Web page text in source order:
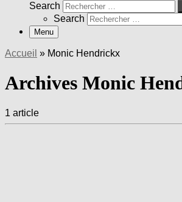
Search
Search
Menu
Accueil » Monic Hendrickx
Archives Monic
1 article